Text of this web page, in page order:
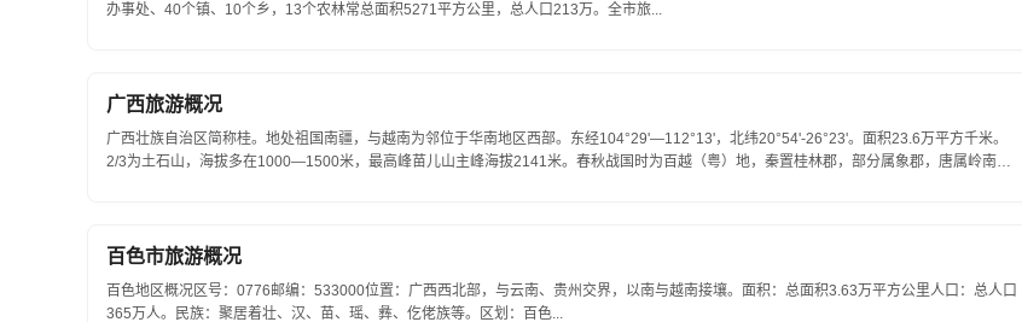
办事处、40个镇、10个乡，13个农林常总面积5271平方公里，总人口213万。全市旅...
广西旅游概况
广西壮族自治区简称桂。地处祖国南疆，与越南为邻位于华南地区西部。东经104°29'—112°13'，北纬20°54'-26°23'。面积23.6万平方千米。
2/3为土石山，海拔多在1000—1500米，最高峰苗儿山主峰海拔2141米。春秋战国时为百越（粤）地，秦置桂林郡，部分属象郡，唐属岭南
百色市旅游概况
百色地区概况区号：0776邮编：533000位置：广西西北部，与云南、贵州交界，以南与越南接壤。面积：总面积3.63万平方公里人口：总人口
365万人。民族：聚居着壮、汉、苗、瑶、彝、仡佬族等。区划：百色...